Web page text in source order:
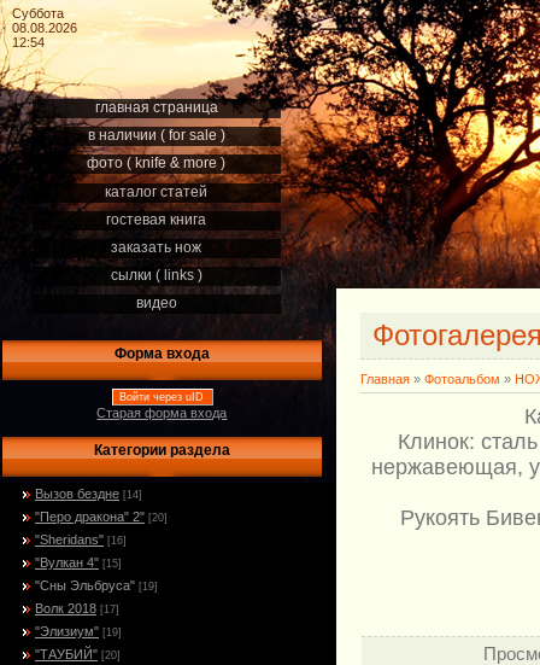
Суббота
08.08.2026
12:54
главная страница
в наличии ( for sale )
фото ( knife & more )
каталог статей
гостевая книга
заказать нож
сылки ( links )
видео
Форма входа
Войти через uID
Старая форма входа
Категории раздела
Вызов бездне [14]
"Перо дракона" 2" [20]
"Sheridans" [16]
"Вулкан 4" [15]
"Сны Эльбруса" [19]
Волк 2018 [17]
"Элизиум" [19]
"ТАУБИЙ" [20]
Главная » Фотоальбом »
Клинок:
нержавеющая,
Рукоять